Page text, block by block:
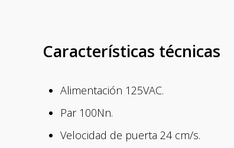
Características técnicas
Alimentación 125VAC.
Par 100Nn.
Velocidad de puerta 24 cm/s.